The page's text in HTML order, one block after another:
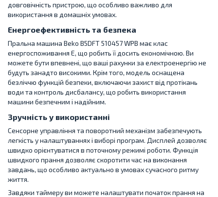
довговічність пристрою, що особливо важливо для
використання в домашніх умовах.
Енергоефективність та безпека
Пральна машина Beko B5DFT 510457 WPB має клас
енергоспоживання E, що робить її досить економічною. Ви
можете бути впевнені, що ваші рахунки за електроенергію не
будуть занадто високими. Крім того, модель оснащена
безліччю функцій безпеки, включаючи захист від протікань
води та контроль дисбалансу, що робить використання
машини безпечним і надійним.
Зручність у використанні
Сенсорне управління та поворотний механізм забезпечують
легкість у налаштуваннях і виборі програм. Дисплей дозволяє
швидко орієнтуватися в поточному режимі роботи. Функція
швидкого прання дозволяє скоротити час на виконання
завдань, що особливо актуально в умовах сучасного ритму
життя.
Завдяки таймеру ви можете налаштувати початок прання на